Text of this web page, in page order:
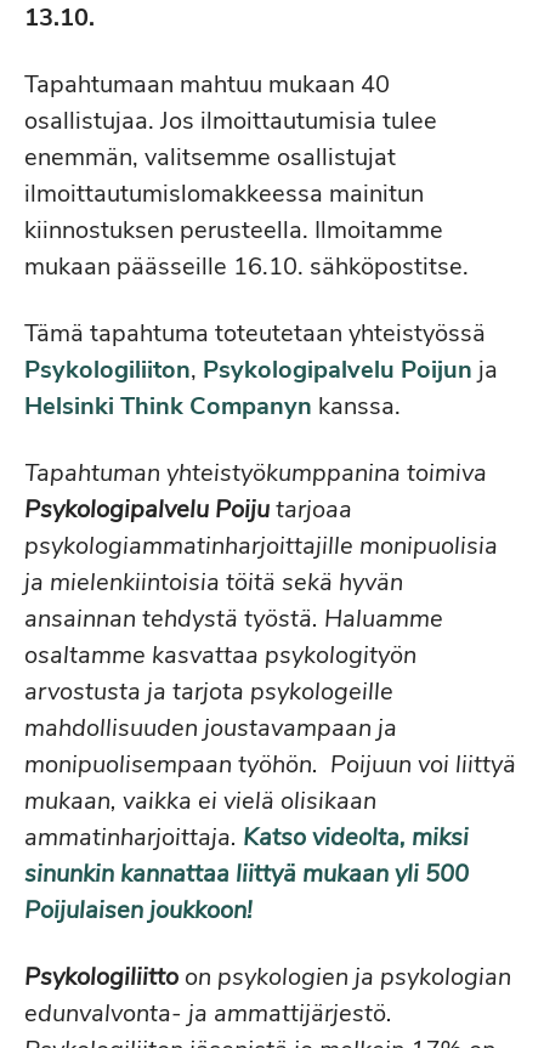
13.10.
Tapahtumaan mahtuu mukaan 40
osallistujaa. Jos ilmoittautumisia tulee
enemmän, valitsemme osallistujat
ilmoittautumislomakkeessa mainitun
kiinnostuksen perusteella. Ilmoitamme
mukaan päässeille 16.10. sähköpostitse.
Tämä tapahtuma toteutetaan yhteistyössä
Psykologiliiton, Psykologipalvelu Poijun ja
Helsinki Think Companyn kanssa.
Tapahtuman yhteistyökumppanina toimiva
Psykologipalvelu Poijutarjoaa
psykologiammatinharjoittajille monipuolisia
ja mielenkiintoisia töitä sekä hyvän
ansainnan tehdystä työstä. Haluamme
osaltamme kasvattaa psykologityön
arvostusta ja tarjota psykologeille
mahdollisuuden joustavampaan ja
monipuolisempaan työhön. Poijuun voi liittyä
mukaan, vaikka ei vielä olisikaan
ammatinharjoittaja. Katso videolta, miksi
sinunkin kannattaa liittyä mukaan yli 500
Poijulaisen joukkoon!
Psykologiliitto on psykologien ja psykologian
edunvalvonta- ja ammattijärjestö.